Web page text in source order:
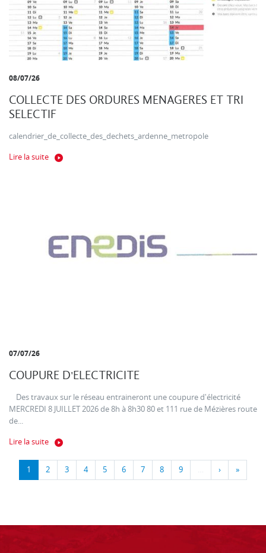
08/07/26
COLLECTE DES ORDURES MENAGERES ET TRI
SELECTIF
calendrier_de_collecte_des_dechets_ardenne_metropole
Lire la suite
07/07/26
COUPURE D'ELECTRICITE
Des travaux sur le réseau entraineront une coupure d'électricité
MERCREDI 8 JUILLET 2026 de 8h à 8h30 80 et 111 rue de Mézières route
de...
Lire la suite
1 2 3 4 5 6 7 8 9 … › »